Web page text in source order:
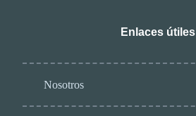
Enlaces útiles
Nosotros